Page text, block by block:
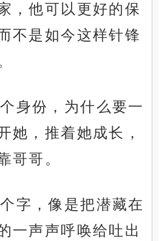
，他可以更好的保
不是如今这样针锋
身份，为什么要一
她，推着她成长，
哥哥。
字，像是把潜藏在
一声声呼唤给吐出